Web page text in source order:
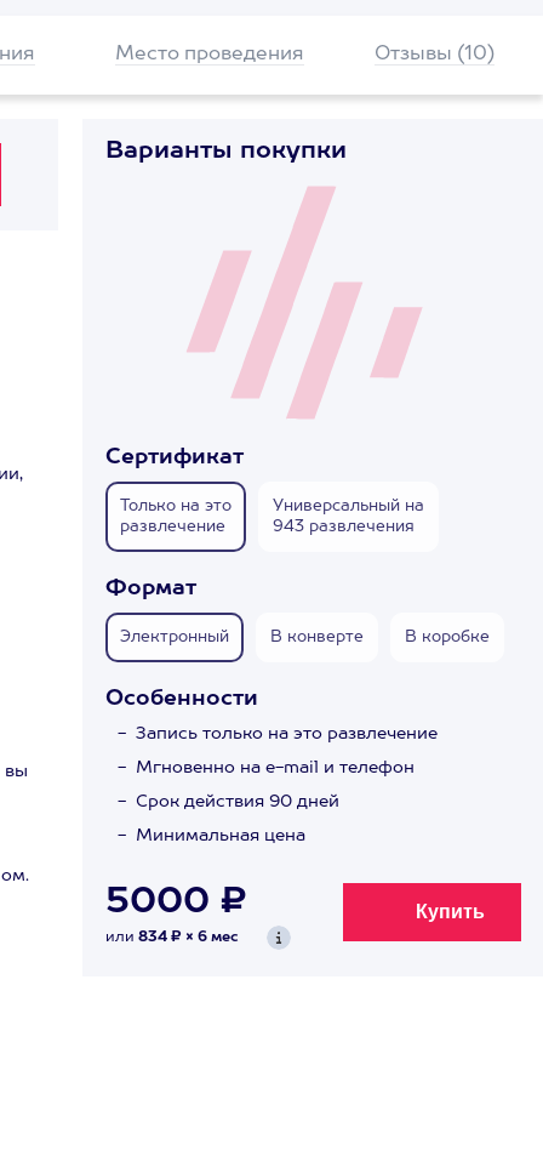
Место проведения Отзывы (10)
вы
Варианты покупки
Сертификат
Только на это
развлечение
Универсальный на
943 развлечения
Формат
Электронный В конверте В коробке
Особенности
Запись только на это развлечение
Мгновенно на e-mail и телефон
Срок действия 90 дней
Минимальная цена
5000 ₽
или 834 ₽ × 6 мес